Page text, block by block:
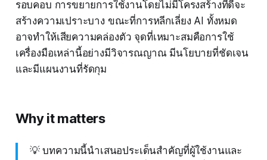
รอบคอบ การขยายการใช้งานโดยไม่มีโครงสร้างที่ดีจะ
สร้างความเปราะบาง ขณะที่การหลีกเลี่ยง AI ทั้งหมด
อาจทำให้เสียความคล่องตัว จุดที่เหมาะสมคือการใช้
เครื่องมือเหล่านี้อย่างมีวิจารณญาณ มีนโยบายที่ชัดเจน
และมีแผนงานที่รัดกุม
Why it matters
💡 บทความนี้นำเสนอประเด็นสำคัญที่ผู้ใช้งานและ